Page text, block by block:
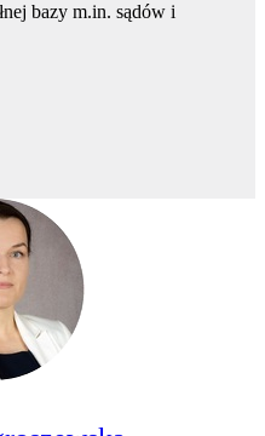
bazy m.in. sądów i